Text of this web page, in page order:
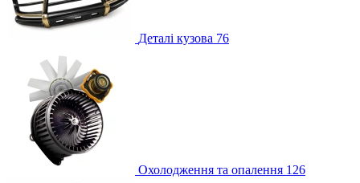
Деталі кузова 76
Охолодження та опалення 126